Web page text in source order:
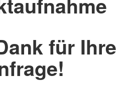
für Ihre